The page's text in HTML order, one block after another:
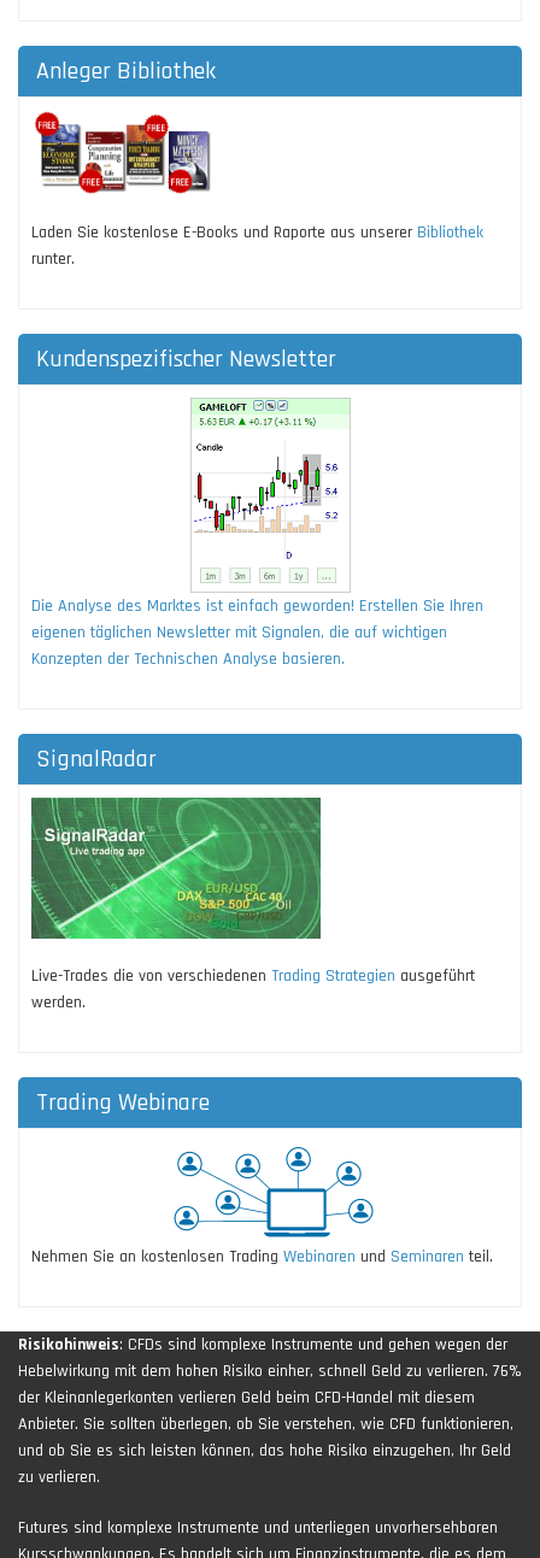
Anleger Bibliothek
Laden Sie kostenlose E-Books und Raporte aus unserer Bibliothek
runter.
Kundenspezifischer Newsletter
Die Analyse des Marktes ist einfach geworden! Erstellen Sie Ihren
eigenen täglichen Newsletter mit Signalen, die auf wichtigen
Konzepten der Technischen Analyse basieren.
SignalRadar
Live-Trades die von verschiedenen Trading Strategien ausgeführt
werden.
Trading Webinare
Nehmen Sie an kostenlosen Trading Webinaren und Seminaren teil.
Risikohinweis: CFDs sind komplexe Instrumente und gehen wegen der
Hebelwirkung mit dem hohen Risiko einher, schnell Geld zu verlieren. 76%
der Kleinanlegerkonten verlieren Geld beim CFD-Handel mit diesem
Anbieter. Sie sollten überlegen, ob Sie verstehen, wie CFD funktionieren,
und ob Sie es sich leisten können, das hohe Risiko einzugehen, Ihr Geld
zu verlieren.
Futures sind komplexe Instrumente und unterliegen unvorhersehbaren